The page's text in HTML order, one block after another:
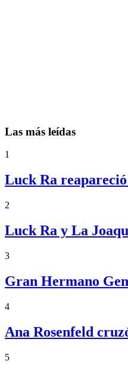
Las más leídas
1
Luck Ra reapareció
2
Luck Ra y La
3
Gran Hermano
4
Ana Rosenfeld
5